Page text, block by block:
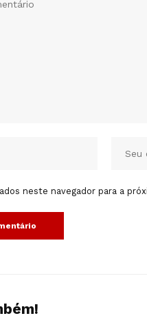
neste navegador para a